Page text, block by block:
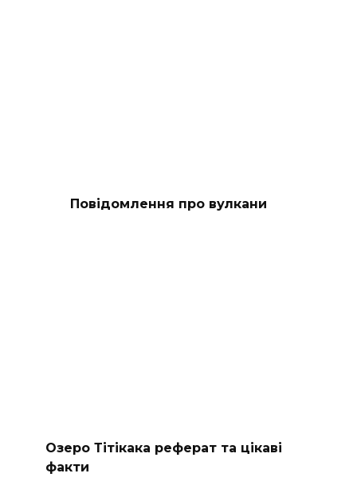
Повідомлення про вулкани
Озеро Тітікака реферат та цікаві
факти